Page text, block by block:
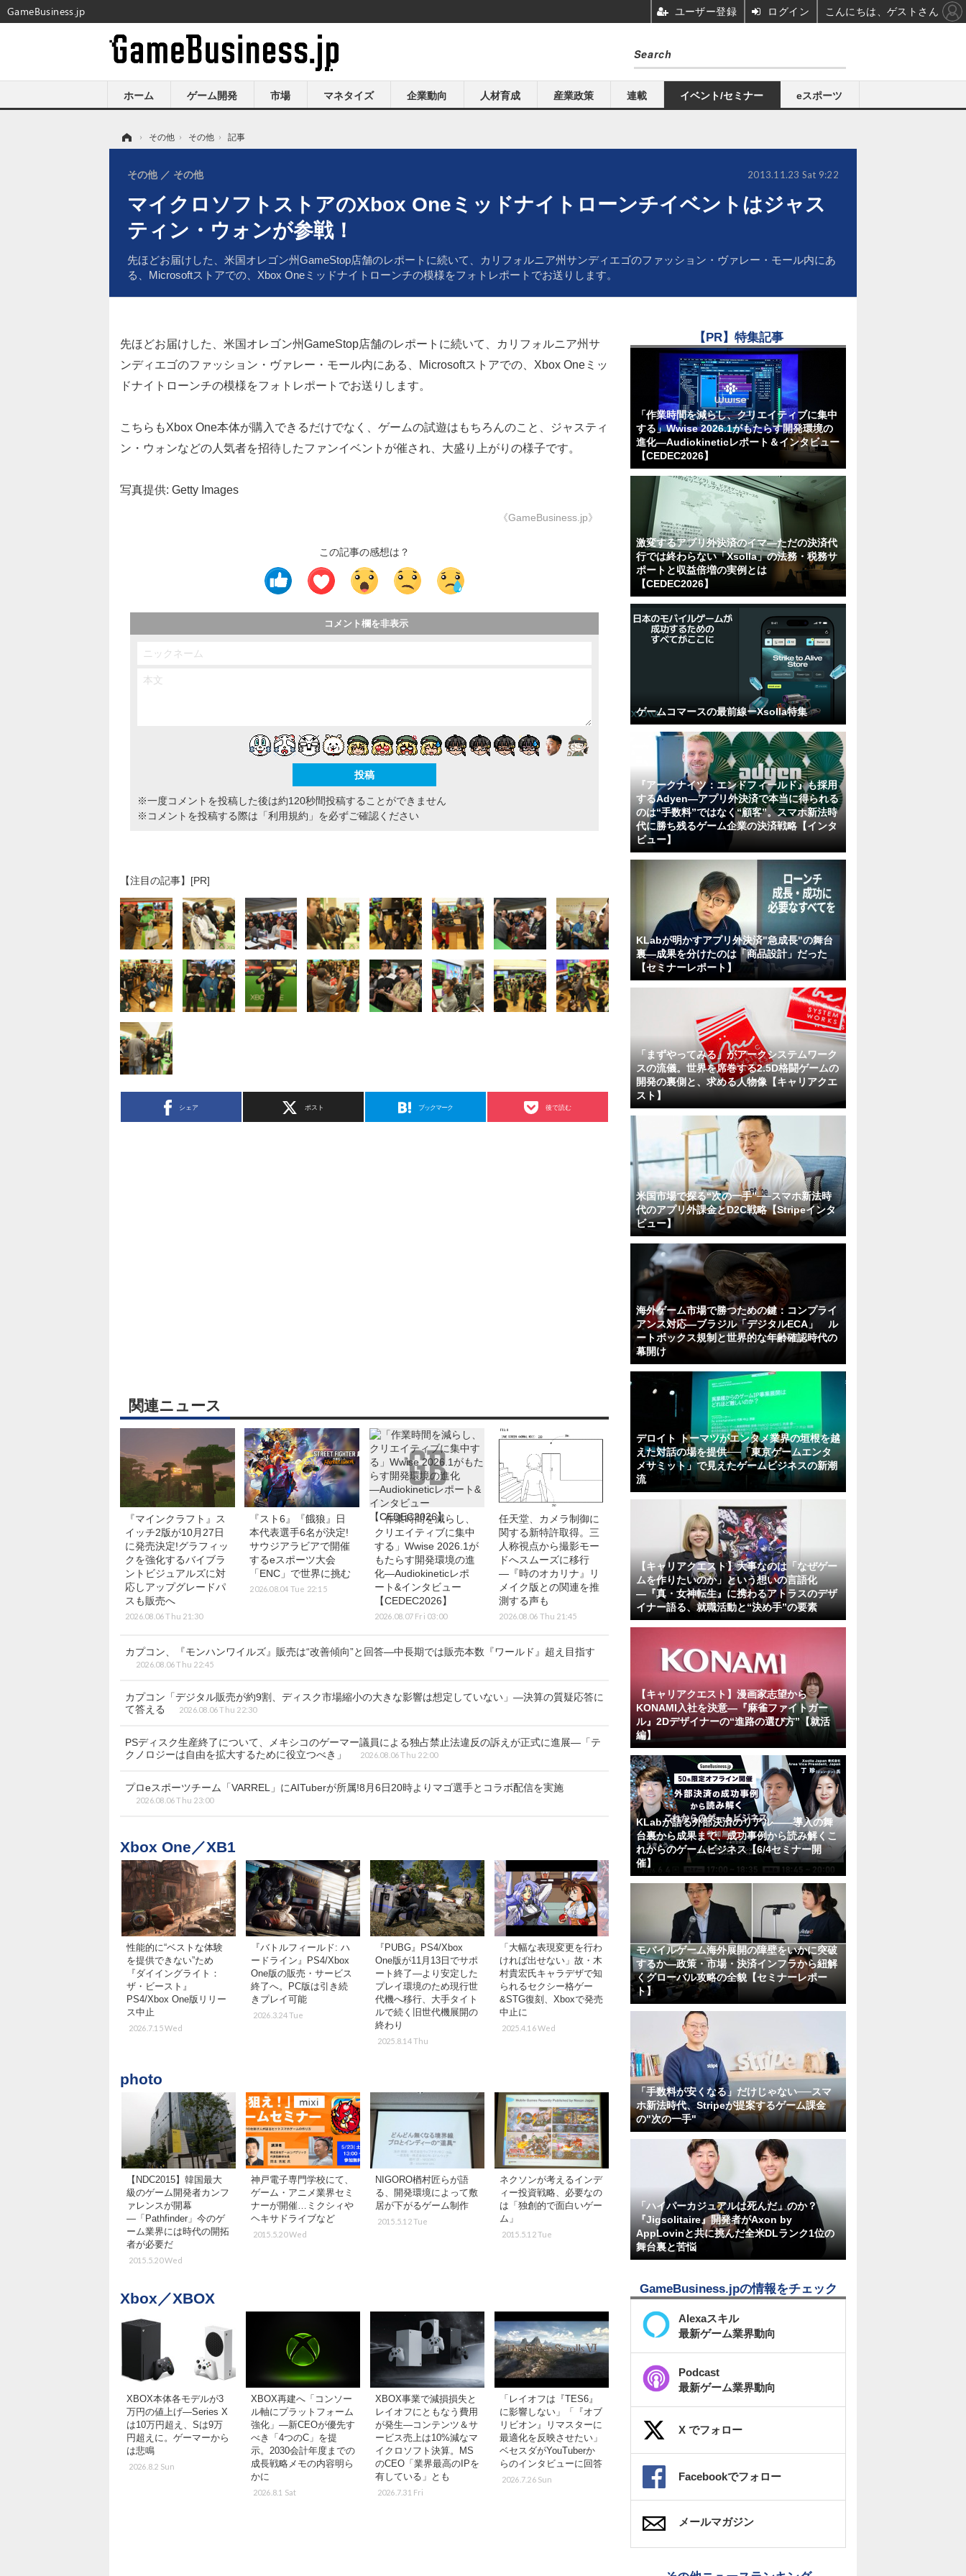
ホーム ゲーム開発 市場 マネタイズ 企業動向 人材育成 産業政策 連載 イベント/セミナー eスポーツ
› その他 › その他 › 記事
マイクロソフトストアのXbox Oneミッドナイトローンチイベントはジャス
ティン・ウォンが参戦！
先ほどお届けした、米国オレゴン州GameStop店舗のレポートに続いて、カリフォルニア州サンディエゴのファッション・ヴァレー・モール内にあ
る、Microsoftストアでの、Xbox Oneミッドナイトローンチの模様をフォトレポートでお送りします。
その他 その他 2013.11.23 Sat 9:22
先ほどお届けした、米国オレゴン州GameStop店舗のレポートに続いて、カリフォルニア州サ
ンディエゴのファッション・ヴァレー・モール内にある、Microsoftストアでの、Xbox Oneミッ
ドナイトローンチの模様をフォトレポートでお送りします。
こちらもXbox One本体が購入できるだけでなく、ゲームの試遊はもちろんのこと、ジャスティ
ン・ウォンなどの人気者を招待したファンイベントが催され、大盛り上がりの様子です。
写真提供: Getty Images
《GameBusiness.jp》
この記事の感想は？
コメント欄を非表示
※一度コメントを投稿した後は約120秒間投稿することができません
※コメントを投稿する際は 「利用規約」 を必ずご確認ください
【注目の記事】[PR]
シェア ポスト ブックマーク 後で読む
関連ニュース
『マインクラフト』ス
イッチ2版が10月27日
に発売決定!グラフィッ
クを強化するバイブラ
ントビジュアルズに対
応しアップグレードパ
スも販売へ
2026.08.06 Thu 21:30
『スト6』『餓狼』日
本代表選手6名が決定!
サウジアラビアで開催
するeスポーツ大会
「ENC」で世界に挑む
2026.08.04 Tue 22:15
「作業時間を減らし、
クリエイティブに集中
する」Wwise 2026.1が
もたらす開発環境の進
化―Audiokineticレポ
ート&インタビュー
【CEDEC2026】
2026.08.07 Fri 03:00
任天堂、カメラ制御に
関する新特許取得。三
人称視点から撮影モー
ドへスムーズに移行
―『時のオカリナ』リ
メイク版との関連を推
測する声も
2026.08.06 Thu 21:45
カプコン、『モンハンワイルズ』販売は“改善傾向”と回答―中長期では販売本数『ワールド』超え目指す
2026.08.06 Thu 22:45
カプコン「デジタル販売が約9割、ディスク市場縮小の大きな影響は想定していない」―決算の質疑応答に
て答える
2026.08.06 Thu 22:30
PSディスク生産終了について、メキシコのゲーマー議員による独占禁止法違反の訴えが正式に進展―「テ
クノロジーは自由を拡大するために役立つべき」
2026.08.06 Thu 22:00
プロeスポーツチーム「VARREL」にAITuberが所属!8月6日20時よりマゴ選手とコラボ配信を実施
2026.08.06 Thu 23:00
Xbox One／XB1
性能的に“ベストな体験
を提供できない”ため
『ダイイングライト：
ザ・ビースト』
PS4/Xbox One版リリー
ス中止
2026.7.15 Wed
『バトルフィールド: ハ
ードライン』PS4/Xbox
One版の販売・サービス
終了へ。PC版は引き続
きプレイ可能
2026.3.24 Tue
『PUBG』PS4/Xbox
One版が11月13日でサポ
ート終了―より安定した
プレイ環境のため現行世
代機へ移行、大手タイト
ルで続く旧世代機展開の
終わり
2025.8.14 Thu
「大幅な表現変更を行わ
ければ出せない」故・木
村貴宏氏キャラデザで知
られるセクシー格ゲー
&STG復刻、Xboxで発売
中止に
2025.4.16 Wed
photo
【NDC2015】韓国最大
級のゲーム開発者カンフ
ァレンスが開幕
―「Pathfinder」今のゲ
ーム業界には時代の開拓
者が必要だ
2015.5.20 Wed
神戸電子専門学校にて、
ゲーム・アニメ業界セミ
ナーが開催…ミクシィや
ヘキサドライブなど
2015.5.20 Wed
NIGORO楢村匠らが語
る、開発環境によって敷
居が下がるゲーム制作
2015.5.12 Tue
ネクソンが考えるインデ
ィー投資戦略、必要なの
は「独創的で面白いゲー
ム」
2015.5.12 Tue
Xbox／XBOX
XBOX本体各モデルが3
万円の値上げ―Series X
は10万円超え、Sは9万
円超えに。ゲーマーから
は悲鳴
2026.8.2 Sun
XBOX再建へ「コンソー
ル軸にプラットフォーム
強化」―新CEOが優先す
べき「4つのC」を提
示。2030会計年度までの
成長戦略メモの内容明ら
かに
2026.8.1 Sat
XBOX事業で減損損失と
レイオフにともなう費用
が発生―コンテンツ＆サ
ービス売上は10%減なマ
イクロソフト決算。MS
のCEO「業界最高のIPを
有している」とも
2026.7.31 Fri
「レイオフは『TES6』
に影響しない」「『オブ
リビオン』リマスターに
最適化を反映させたい」
ベセスダがYouTuberか
らのインタビューに回答
2026.7.26 Sun
【PR】特集記事
「作業時間を減らし、クリエイティブに集中
する」Wwise 2026.1がもたらす開発環境の
進化―Audiokineticレポート＆インタビュー
【CEDEC2026】
激変するアプリ外決済のイマ―ただの決済代
行では終わらない「Xsolla」の法務・税務サ
ポートと収益倍増の実例とは
【CEDEC2026】
ゲームコマースの最前線ーXsolla特集
『アークナイツ：エンドフィールド』も採用
するAdyen―アプリ外決済で本当に得られる
のは“手数料”ではなく“顧客”。スマホ新法時
代に勝ち残るゲーム企業の決済戦略【インタ
ビュー】
KLabが明かすアプリ外決済"急成長"の舞台
裏―成果を分けたのは「商品設計」だった
【セミナーレポート】
「まずやってみる」がアークシステムワーク
スの流儀。世界を席巻する2.5D格闘ゲームの
開発の裏側と、求める人物像【キャリアクエ
スト】
米国市場で探る“次の一手”──スマホ新法時
代のアプリ外課金とD2C戦略【Stripeインタ
ビュー】
海外ゲーム市場で勝つための鍵：コンプライ
アンス対応—ブラジル「デジタルECA」 ル
ートボックス規制と世界的な年齢確認時代の
幕開け
デロイト トーマツがエンタメ業界の垣根を越
えた対話の場を提供──「東京ゲームエンタ
メサミット」で見えたゲームビジネスの新潮
流
【キャリアクエスト】大事なのは「なぜゲー
ムを作りたいのか」という想いの言語化
―『真・女神転生』に携わるアトラスのデザ
イナー語る、就職活動と“決め手”の要素
【キャリアクエスト】漫画家志望から
KONAMI入社を決意―『麻雀ファイトガー
ル』2Dデザイナーの“進路の選び方”【就活
編】
KLabが語る外部決済のリアル――導入の舞
台裏から成果まで、成功事例から読み解くこ
れからのゲームビジネス【6/4セミナー開
催】
モバイルゲーム海外展開の障壁をいかに突破
するか―政策・市場・決済インフラから紐解
くグローバル攻略の全貌【セミナーレポー
ト】
「手数料が安くなる」だけじゃない──スマ
ホ新法時代、Stripeが提案するゲーム課金
の"次の一手"
「ハイパーカジュアルは死んだ」のか？
『Jigsolitaire』開発者がAxon by
AppLovinと共に挑んだ全米DLランク1位の
舞台裏と苦悩
GameBusiness.jpの情報をチェック
Alexaスキル
最新ゲーム業界動向
Podcast
最新ゲーム業界動向
X でフォロー
Facebookでフォロー
メールマガジン
GameBusiness.jp ユーザー登録 ログイン こんにちは、ゲストさん